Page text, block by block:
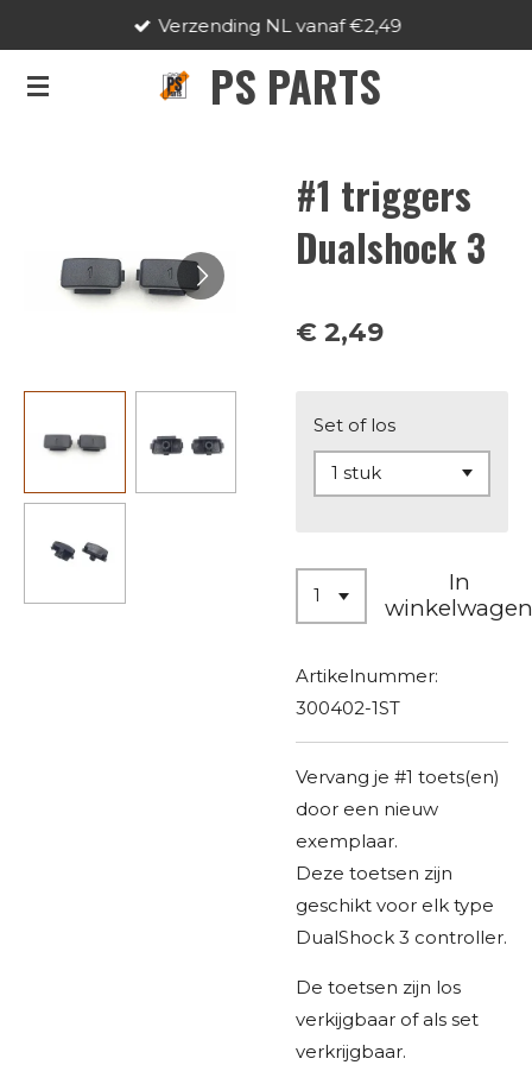
naar
PS PARTS
Verzending NL vanaf €2,49
#1 triggers
Dualshock 3
€ 2,49
Set of los
In
Artikelnummer:
300402-1ST
Vervang je #1 toets(en)
door een nieuw
exemplaar.
​Deze toetsen zijn
geschikt voor elk type
DualShock 3 controller.
De toetsen zijn los
verkijgbaar of als set
verkrijgbaar.